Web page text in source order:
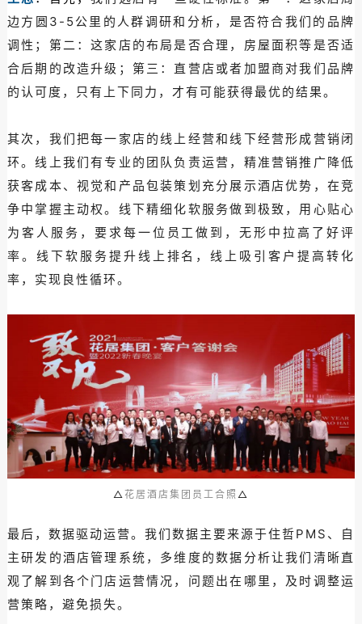
边方圆3-5公里的人群调研和分析，是否符合我们的品牌
调性；第二：这家店的布局是否合理，房屋面积等是否适
合后期的改造升级；第三：直营店或者加盟商对我们品牌
的认可度，只有上下同力，才有可能获得最优的结果。
其次，我们把每一家店的线上经营和线下经营形成营销闭
环。线上我们有专业的团队负责运营，精准营销推广降低
获客成本、视觉和产品包装策划充分展示酒店优势，在竞
争中掌握主动权。线下精细化软服务做到极致，用心贴心
为客人服务，要求每一位员工做到，无形中拉高了好评
率。线下软服务提升线上排名，线上吸引客户提高转化
率，实现良性循环。
△花居酒店集团员工合照 △
最后，数据驱动运营。我们数据主要来源于住哲PMS、自
主研发的酒店管理系统，多维度的数据分析让我们清晰直
观了解到各个门店运营情况，问题出在哪里，及时调整运
营策略，避免损失。